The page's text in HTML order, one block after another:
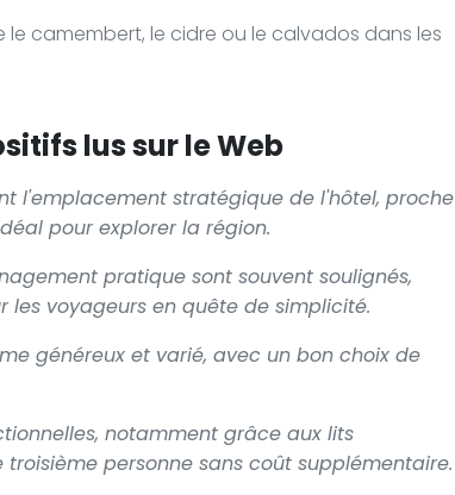
camembert, le cidre ou le calvados dans les
lus sur le Web
l'emplacement stratégique de l'hôtel, proche
pour explorer la région.
pratique sont souvent soulignés,
voyageurs en quête de simplicité.
généreux et varié, avec un bon choix de
notamment grâce aux lits
personne sans coût supplémentaire.